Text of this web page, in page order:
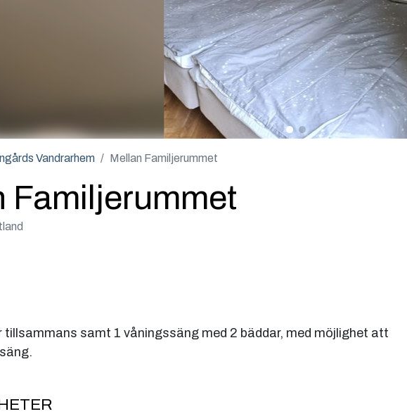
Vandrarhem Mellan Familjerummet
Familjerummet
tillsammans samt 1 våningssäng med 2 bäddar, med möjlighet att